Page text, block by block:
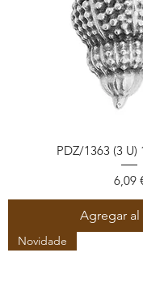
PDZ/1363 (3 U)
6,09
Agregar al
Novidade